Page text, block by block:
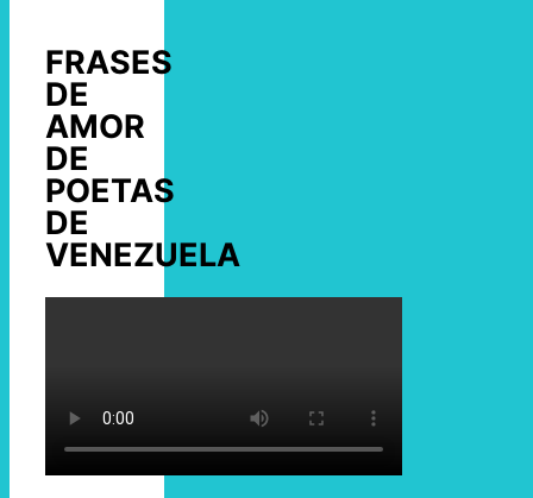
FRASES
DE
AMOR
DE
POETAS
DE
VENEZUELA